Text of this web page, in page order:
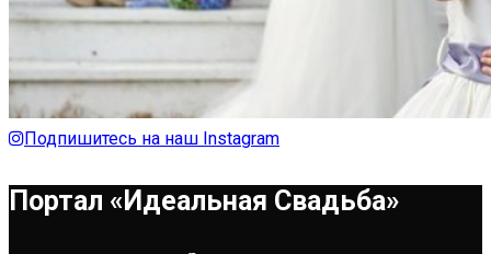
Подпишитесь на наш Instagram
Портал «Идеальная Свадьба»